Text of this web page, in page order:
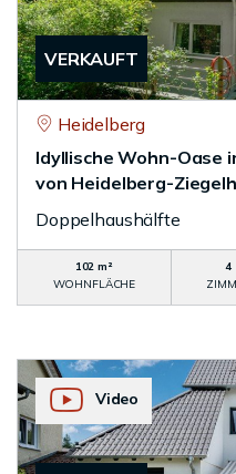
VERKAUFT
Heidelberg
Idyllische Wohn-Oase
von Heidelberg-
Doppelhaushälfte
102 m²
WOHNFLÄCHE
4
Video